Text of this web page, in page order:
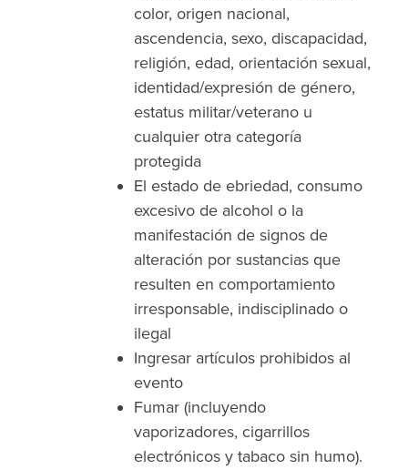
color, origen nacional,
ascendencia, sexo, discapacidad,
religión, edad, orientación sexual,
identidad/expresión de género,
estatus militar/veterano u
cualquier otra categoría
protegida
El estado de ebriedad, consumo
excesivo de alcohol o la
manifestación de signos de
alteración por sustancias que
resulten en comportamiento
irresponsable, indisciplinado o
ilegal
Ingresar artículos prohibidos al
evento
Fumar (incluyendo
vaporizadores, cigarrillos
electrónicos y tabaco sin humo).